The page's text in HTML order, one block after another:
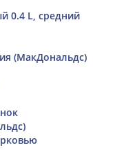
0.4 L, средний
(МакДональдс)